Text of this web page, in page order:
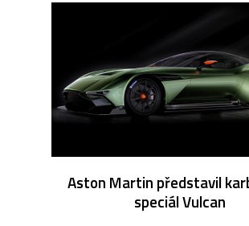
Aston Martin představil
speciál Vulcan